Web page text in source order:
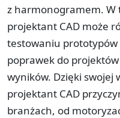
z harmonogramem. W
projektant CAD może
testowaniu
poprawek do
wyników. Dzięki swojej
projektant CAD
branżach, od